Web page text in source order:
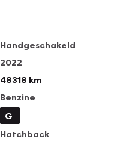
Handgeschakeld
2022
48318 km
Benzine
G
Hatchback